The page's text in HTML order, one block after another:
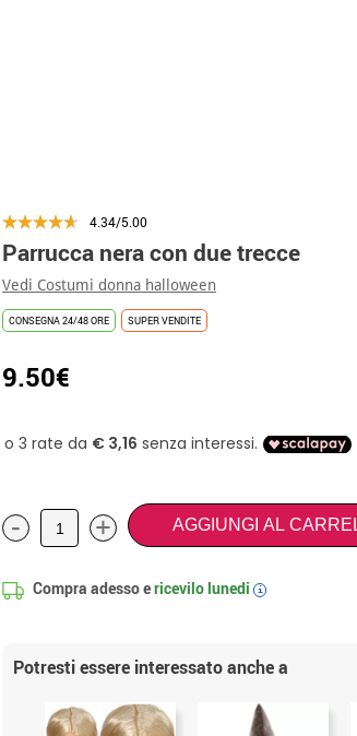
4.34/5.00
Parrucca nera con due trecce
Vedi Costumi donna halloween
CONSEGNA 24/48 ORE SUPER VENDITE
9.50€
- + AGGIUNGI AL
Compra adesso ericevilolunedi i
Potresti essere interessato anche a